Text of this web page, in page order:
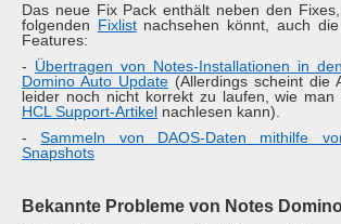
Das neue Fix Pack enthält neben den
folgenden Fixlistnachsehen könnt, auch die
Features:
- Übertragen von Notes-Installationen in
Domino Auto Update (Allerdings scheint die
leider noch nicht korrekt zu laufen, wie man
HCL Support-Artikel nachlesen kann).
-Sammeln von DAOS-Daten mithilfe
Snapshots
Bekannte Probleme von Notes